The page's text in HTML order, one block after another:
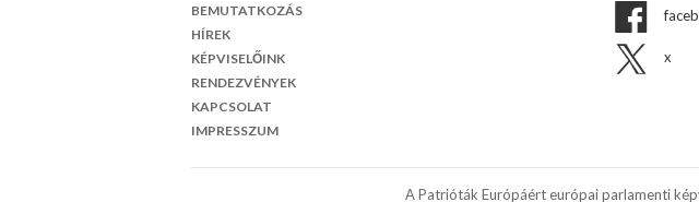
BEMUTATKOZÁS
HÍREK
KÉPVISELŐINK
RENDEZVÉNYEK
KAPCSOLAT
IMPRESSZUM
x
A Patrióták Európáért európai parlamenti